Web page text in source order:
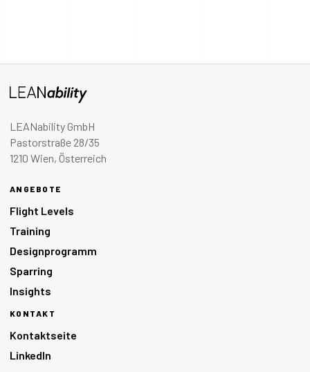
LEANability GmbH
Pastorstraße 28/35
1210 Wien, Österreich
ANGEBOTE
Flight Levels
Training
Designprogramm
Sparring
Insights
KONTAKT
Kontaktseite
LinkedIn